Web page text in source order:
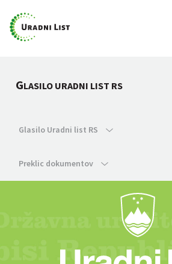
GLASILO URADNI LIST RS
Glasilo Uradni list RS
Preklic dokumentov